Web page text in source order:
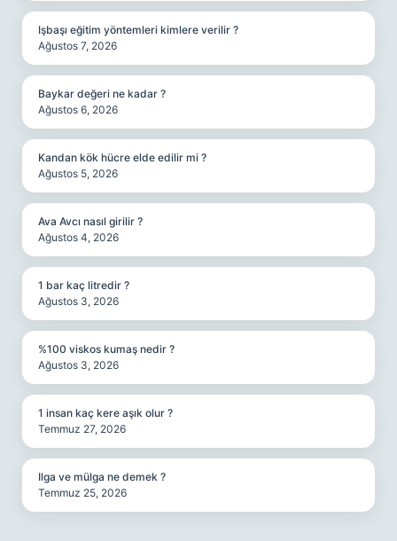
Işbaşı eğitim yöntemleri kimlere verilir ?
Ağustos 7, 2026
Baykar değeri ne kadar ?
Ağustos 6, 2026
Kandan kök hücre elde edilir mi ?
Ağustos 5, 2026
Ava Avcı nasıl girilir ?
Ağustos 4, 2026
1 bar kaç litredir ?
Ağustos 3, 2026
%100 viskos kumaş nedir ?
Ağustos 3, 2026
1 insan kaç kere aşık olur ?
Temmuz 27, 2026
Ilga ve mülga ne demek ?
Temmuz 25, 2026